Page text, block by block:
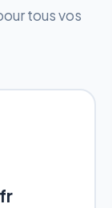
tous vos